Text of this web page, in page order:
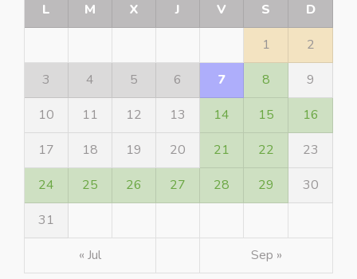
L
M X J V S
D
1
2
3
4 5 6 7 8
9
10
11 12 13 14 15
16
17
18 19 20 21 22
23
24
25 26 27 28 29
30
31
« Jul
Sep »